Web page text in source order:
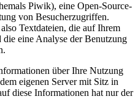
Piwik), eine Open-Source-
von Besucherzugriffen.
Textdateien, die auf Ihrem
eine Analyse der Benutzung
über Ihre Nutzung
eigenen Server mit Sitz in
diese Informationen hat nur der